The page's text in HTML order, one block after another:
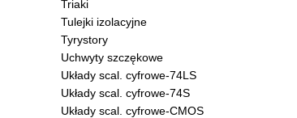
Triaki
Tulejki izolacyjne
Tyrystory
Uchwyty szczękowe
Układy scal. cyfrowe-74LS
Układy scal. cyfrowe-74S
Układy scal. cyfrowe-CMOS